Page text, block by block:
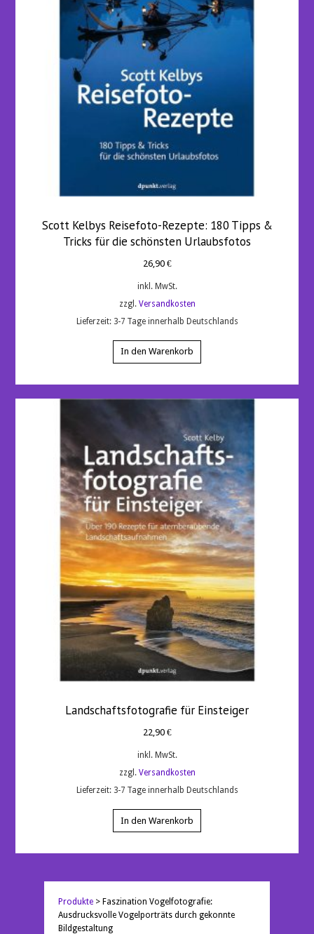
Scott Kelbys Reisefoto-Rezepte: 180 Tipps &
Tricks für die schönsten Urlaubsfotos
26,90 €
inkl. MwSt.
zzgl. Versandkosten
Lieferzeit: 3-7 Tage innerhalb Deutschlands
In den Warenkorb
Landschaftsfotografie für Einsteiger
22,90 €
inkl. MwSt.
zzgl. Versandkosten
Lieferzeit: 3-7 Tage innerhalb Deutschlands
In den Warenkorb
Produkte> Faszination Vogelfotografie:
Ausdrucksvolle Vogelporträts durch gekonnte
Bildgestaltung